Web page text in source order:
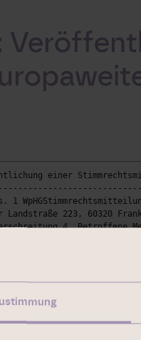
einer
1
Landstraße 223, 60320
4. Betroffene
Stimmrechten) 7.
mittelbar
im September 2013DIC
Pressemitteilungen.
DIC